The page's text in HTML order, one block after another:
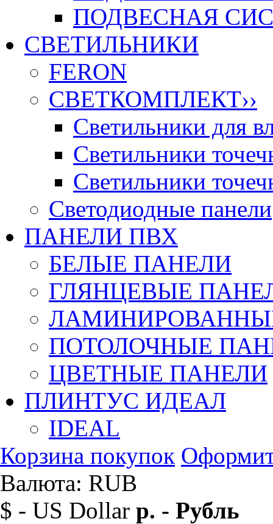
ПОДВЕСНАЯ
СВЕТИЛЬНИКИ
FERON
СВЕТКОМПЛЕКТ››
Светильники для
Светильники
Светильники
Светодиодные панели
ПАНЕЛИ ПВХ
БЕЛЫЕ ПАНЕЛИ
ГЛЯНЦЕВЫЕ
ПОТОЛОЧНЫЕ
ЦВЕТНЫЕ ПАНЕЛИ
ПЛИНТУС ИДЕАЛ
IDEAL
Корзина покупок
Валюта: RUB
$ - US Dollar р. - Рубль